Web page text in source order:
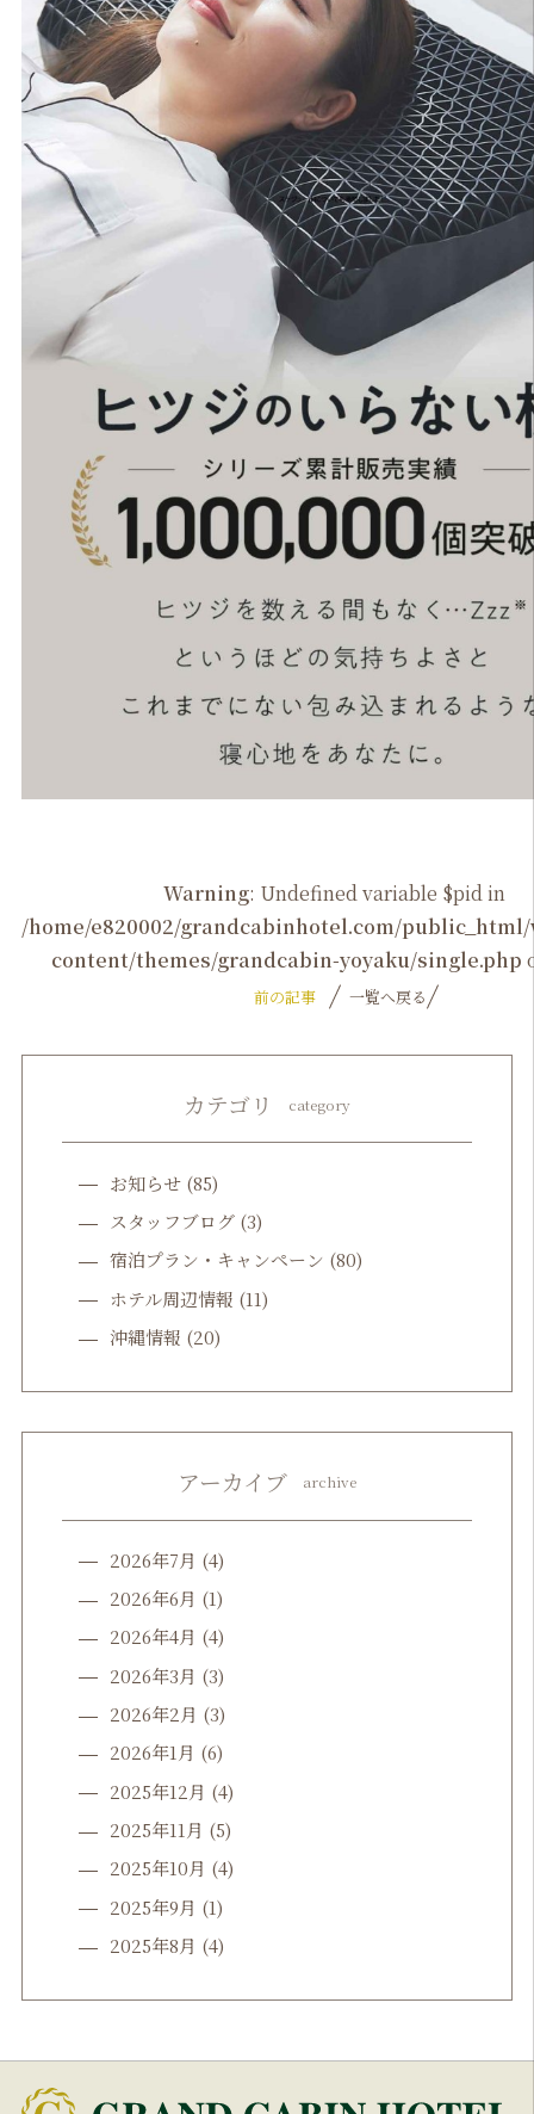
Warning: Undefined variable $pid in
/home/e820002/grandcabinhotel.com/
content/themes/grandcabin-yoyaku/single.php
前の記事 一覧へ戻る
カテゴリ category
お知らせ(85)
スタッフブログ(3)
宿泊プラン・キャンペーン (80)
ホテル周辺情報 (11)
沖縄情報 (20)
アーカイブ archive
2026年7月 (4)
2026年6月 (1)
2026年4月 (4)
2026年3月 (3)
2026年2月 (3)
2026年1月 (6)
2025年12月 (4)
2025年11月 (5)
2025年10月 (4)
2025年9月 (1)
2025年8月 (4)